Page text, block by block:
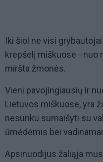
Iki šiol ne visi
krepšelį miškuose - nuo
miršta žmonės.
Vieni pavojingiausių ir
Lietuvos miškuose, yra
nesunku sumaišyti su
ūmėdėmis bei
Apsinuodijus žaliąja